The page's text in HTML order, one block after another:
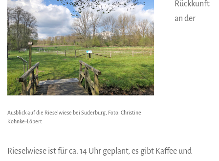
Ausblick auf die Rieselwiese bei Suderburg, Foto: Christine
Kohnke-Löbert
Rückkunft
an der
Rieselwiese ist für ca. 14 Uhr geplant, es gibt Kaffee und